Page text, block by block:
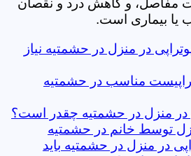
یا بیماری است.
در منزل در حشمتیه نیاز
مناسب در حشمتیه
در منزل در حشمتیه چقدر است؟
توسط خانم در حشمتیه
در منزل در حشمتیه باید